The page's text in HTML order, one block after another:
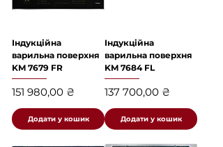
Індукційна
варильна поверхня
KM 7679 FR
Ціна
151 980,00 ₴
Додати у кошик
Індукційна
варильна поверхня
KM 7684 FL
Ціна
137 700,00 ₴
Додати у кошик